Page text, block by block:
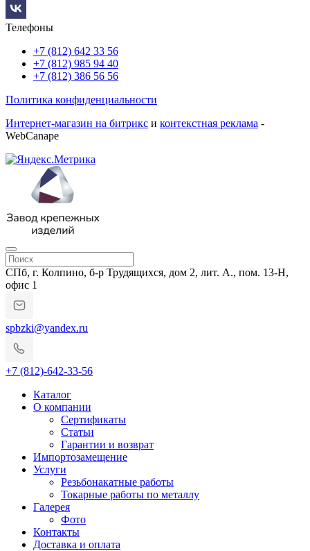
Телефоны
+7 (812) 642 33 56
+7 (812) 985 94 40
+7 (812) 386 56 56
Политика конфиденциальности
Интернет-магазин на битрикс и контекстная реклама -
WebCanape
СПб, г. Колпино, б-р Трудящихся, дом 2, лит. А., пом. 13-Н,
офис 1
spbzki@yandex.ru
+7 (812)-642-33-56
Каталог
О компании
Сертификаты
Статьи
Гарантии и возврат
Импортозамещение
Услуги
Резьбонакатные работы
Токарные работы по металлу
Галерея
Фото
Контакты
Доставка и оплата